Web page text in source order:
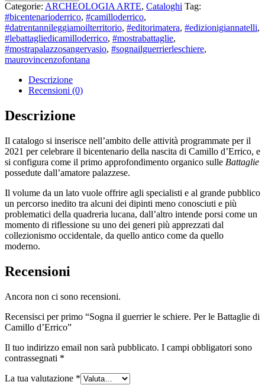
Categorie: ARCHEOLOGIA ARTE, Cataloghi Tag:
#bicentenarioderrico, #camilloderrico,
#datrentannileggiamoilterritorio, #editorimatera, #edizionigiannatelli,
#lebattagliedicamilloderrico, #mostrabattaglie,
#mostrapalazzosangervasio, #sognailguerrierleschiere,
maurovincenzofontana
Descrizione
Recensioni (0)
Descrizione
Il catalogo si inserisce nell’ambito delle attività programmate per il
2021 per celebrare il bicentenario della nascita di Camillo d’Errico, e
si configura come il primo approfondimento organico sulle Battaglie
possedute dall’amatore palazzese.
Il volume da un lato vuole offrire agli specialisti e al grande pubblico
un percorso inedito tra alcuni dei dipinti meno conosciuti e più
problematici della quadreria lucana, dall’altro intende porsi come un
momento di riflessione su uno dei generi più apprezzati dal
collezionismo occidentale, da quello antico come da quello
moderno.
Recensioni
Ancora non ci sono recensioni.
Recensisci per primo “Sogna il guerrier le schiere. Per le Battaglie di
Camillo d’Errico”
Il tuo indirizzo email non sarà pubblicato. I campi obbligatori sono
contrassegnati *
La tua valutazione *